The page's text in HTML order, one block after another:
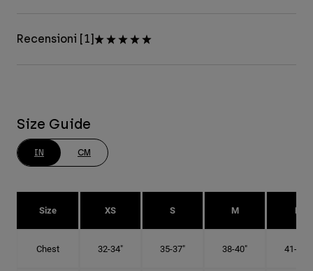
Recensioni [1]
Size Guide
IN CM
Size XS S M L
Chest 32-34" 35-37" 38-40" 41-43"